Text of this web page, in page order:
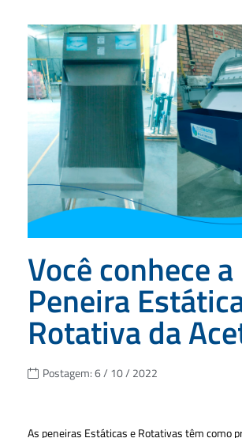
Você conhece a
Peneira
Rotativa da
Postagem:6 / 10 / 2022
As peneiras Estáticas e Rotativas têm como